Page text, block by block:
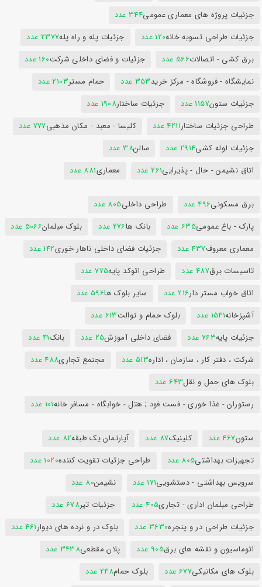
جزئیات پروژه های معماری عمومی344 عدد
جزئیات طراحی تسویه خانه120 عدد جزئیات پله و راه پله2377 عدد
برق کشی - اتصالات566 عدد جزئیات و فضای داخلی شرکت160 عدد
نمایشگاه - فروشگاه - مرکز خرید353 عدد حمام مستر2103 عدد
جزئیات ستون1157 عدد جزئیات ساختار1908 عدد
طراحی جزئیات ساختار4211 عدد کلیسا - معبد - مکان مذهبی777 عدد
جزئیات لوله کشی2914 عدد سالن38 عدد
اتاق نشیمن - حال - پذیرایی261 عدد معماری881 عدد
برق مسکونی496 عدد طراحی داخلی805 عدد
پارک - باغ عمومی635 عدد بانک ها276 عدد بلوک مبلمان5066 عدد
معماری معروف437 عدد جزئیات فضای داخلی ناهار خوری142 عدد
تاسیسات برق487 عدد طراحی اتوکد پایه775 عدد
اتاق خواب مستر دار216 عدد سایر بلوک ها596 عدد
آشپزخانه1541 عدد بلوک حمام و توالت613 عدد
جزئیات پایه763 عدد فضای داخلی آموزش25 عدد بانک41 عدد
شرکت ، دفتر کار ، سازمان ، اداره513 عدد مجتمع تجاری488 عدد
بلوک های حمل و نقل643 عدد
رستوران - غذا خوری - فست فود ; هتل - خوابگاه - مسافر خانه101 عدد
ستون467 عدد کلینیک87 عدد آپارتمان یک طبقه82 عدد
تجهیزات بهداشتی805 عدد طراحی جزئیات تقویت کننده1020 عدد
سرویس بهداشتی - دستشویی171 عدد نشیمن80 عدد
طراحی مبلمان اداری - تجاری405 عدد جزئیات تیر678 عدد
جزئیات طراحی در و پنجره3630 عدد بلوک در و نرده های دیوار461 عدد
اتوماسیون و نقشه های برق905 عدد پلان مقطعی3438 عدد
بلوک های مکانیکی677 عدد بلوک حمام248 عدد